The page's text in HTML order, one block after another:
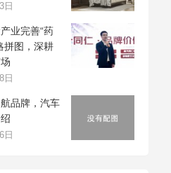
日
业完善“药
拼图，深耕
日
品牌，汽车
日